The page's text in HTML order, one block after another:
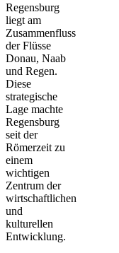
Regensburg
liegt am
Zusammenfluss
der Flüsse
Donau, Naab
und Regen.
Diese
strategische
Lage machte
Regensburg
seit der
Römerzeit zu
einem
wichtigen
Zentrum der
wirtschaftlichen
und
kulturellen
Entwicklung.